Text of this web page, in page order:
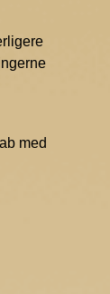
med